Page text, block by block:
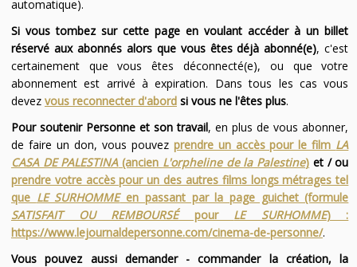
automatique).
Si vous tombez sur cette page en voulant accéder à un billet
réservé aux abonnés alors que vous êtes déjà abonné(e), c'est
certainement que vous êtes déconnecté(e), ou que votre
abonnement est arrivé à expiration. Dans tous les cas vous
devez vous reconnecter d'abordsi vous ne l'êtes plus.
Pour soutenir Personne et son travail, en plus de vous abonner,
de faire un don, vous pouvez prendre un accès pour le film LA
CASA DE PALESTINA(ancien L'orpheline de la Palestine) et / ou
prendre votre accès pour un des autres films longs métrages tel
que LE SURHOMMEen passant par la page guichet (formule
SATISFAIT OU REMBOURSÉpour LE SURHOMME) :
https://www.lejournaldepersonne.com/cinema-de-personne/.
Vous pouvez aussi demander - commander la création, la